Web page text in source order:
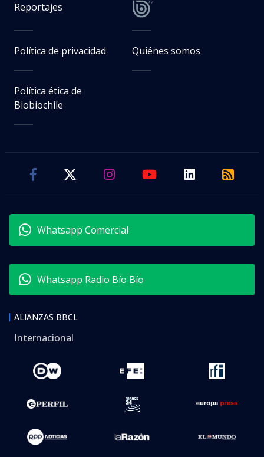
Reportajes
Política de privacidad Quiénes somos
Política ética de
Biobiochile
Whatsapp Comercial
Whatsapp Radio Bío Bío
ALIANZAS BBCL
Internacional